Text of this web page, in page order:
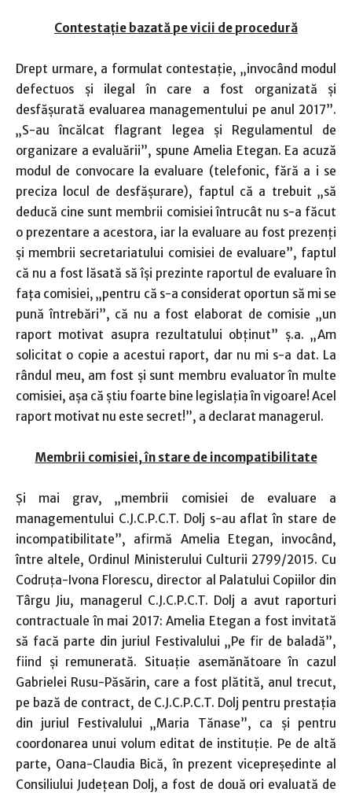
Contestaţie bazată pe vicii de procedură
Drept urmare, a formulat contestaţie, „invocând modul
defectuos şi ilegal în care a fost organizată şi
desfăşurată evaluarea managementului pe anul 2017”.
„S-au încălcat flagrant legea şi Regulamentul de
organizare a evaluării”, spune Amelia Etegan. Ea acuză
modul de convocare la evaluare (telefonic, fără a i se
preciza locul de desfăşurare), faptul că a trebuit „să
deducă cine sunt membrii comisiei întrucât nu s-a făcut
o prezentare a acestora, iar la evaluare au fost prezenţi
şi membrii secretariatului comisiei de evaluare”, faptul
că nu a fost lăsată să îşi prezinte raportul de evaluare în
faţa comisiei, „pentru că s-a considerat oportun să mi se
pună întrebări”, că nu a fost elaborat de comisie „un
raport motivat asupra rezultatului obţinut” ş.a. „Am
solicitat o copie a acestui raport, dar nu mi s-a dat. La
rândul meu, am fost şi sunt membru evaluator în multe
comisiei, aşa că ştiu foarte bine legislaţia în vigoare! Acel
raport motivat nu este secret!”, a declarat managerul.
Membrii comisiei, în stare de incompatibilitate
Şi mai grav, „membrii comisiei de evaluare a
managementului C.J.C.P.C.T. Dolj s-au aflat în stare de
incompatibilitate”, afirmă Amelia Etegan, invocând,
între altele, Ordinul Ministerului Culturii 2799/2015. Cu
Codruţa-Ivona Florescu, director al Palatului Copiilor din
Târgu Jiu, managerul C.J.C.P.C.T. Dolj a avut raporturi
contractuale în mai 2017: Amelia Etegan a fost invitată
să facă parte din juriul Festivalului „Pe fir de baladă”,
fiind şi remunerată. Situaţie asemănătoare în cazul
Gabrielei Rusu-Păsărin, care a fost plătită, anul trecut,
pe bază de contract, de C.J.C.P.C.T. Dolj pentru prestaţia
din juriul Festivalului „Maria Tănase”, ca şi pentru
coordonarea unui volum editat de instituţie. Pe de altă
parte, Oana-Claudia Bică, în prezent vicepreşedinte al
Consiliului Judeţean Dolj, a fost de două ori evaluată de